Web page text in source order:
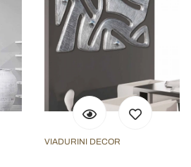
VIADURINI DECOR